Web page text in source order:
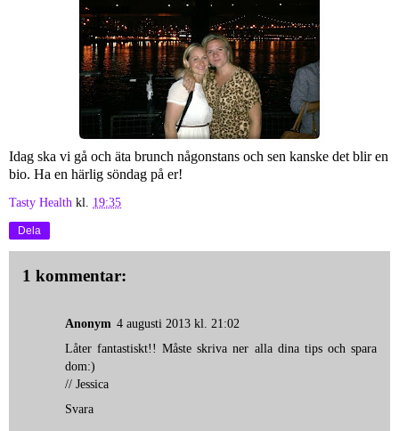
Idag ska vi gå och äta brunch någonstans och sen kanske det blir en
bio. Ha en härlig söndag på er!
Tasty Health kl. 19:35
Dela
1 kommentar:
Anonym 4 augusti 2013 kl. 21:02
Låter fantastiskt!! Måste skriva ner alla dina tips och spara
dom:)
// Jessica
Svara